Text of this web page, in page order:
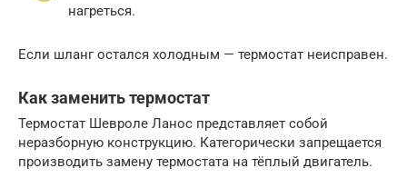
нагреться.
Если шланг остался холодным — термостат неисправен.
Как заменить термостат
Термостат Шевроле Ланос представляет собой
неразборную конструкцию. Категорически запрещается
производить замену термостата на тёплый двигатель.